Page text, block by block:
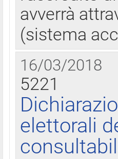
avverrà
(sistema
16/03/2018
5221
elettorali